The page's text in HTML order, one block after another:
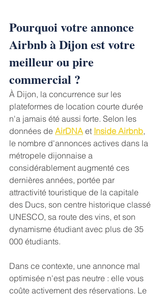
Pourquoi votre annonce
Airbnb à Dijon est votre
meilleur ou pire
commercial ?
À Dijon, la concurrence sur les
plateformes de location courte durée
n'a jamais été aussi forte. Selon les
données de AirDNA et Inside Airbnb,
le nombre d'annonces actives dans la
métropele dijonnaise a
considérablement augmenté ces
dernières années, portée par
attractivité touristique de la capitale
des Ducs, son centre historique classé
UNESCO, sa route des vins, et son
dynamisme étudiant avec plus de 35
000 étudiants.
Dans ce contexte, une annonce mal
optimisée n'est pas neutre : elle vous
coûte activement des réservations. Le